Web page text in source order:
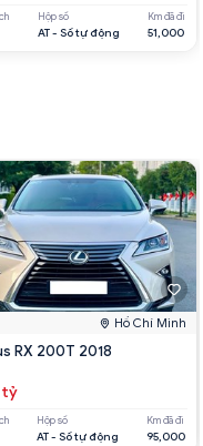
Hộp số
AT - Số tự động
Km đã đi
51,000
Hồ Chí Minh
RX 200T 2018
tỷ
Hộp số
AT - Số tự động
Km đã đi
95,000